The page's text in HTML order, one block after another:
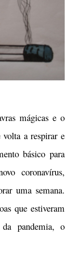
mágicas e o
volta a respirar e
básico para
coronavírus,
uma semana.
que estiveram
pandemia, o